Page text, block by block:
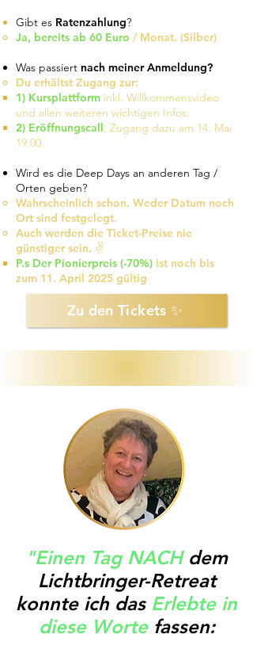
Gibt es Ratenzahlung?
Ja, bereits ab 60 Euro / Monat. (Silber)
Was passiert nach meiner Anmeldung?
Du erhältst Zugang zur:
1) Kursplattform inkl. Willkommensvideo
und allen weiteren wichtigen Infos.
2) Eröffnungscall, Zugang dazu am 14. Mai
19.00.
Wird es die Deep Days an anderen Tag /
Orten geben?
Wahrscheinlich schon. Weder Datum noch
Ort sind festgelegt.
Auch werden die Ticket-Preise nie
günstiger sein. ✌️
P.s Der Pionierpreis (-70%) ist noch bis
zum 11. April 2025 gültig
Zu den Tickets ✨
"Einen Tag NACHdem
Lichtbringer-Retreat
konnte ich das Erlebte in
diese Wortefassen: